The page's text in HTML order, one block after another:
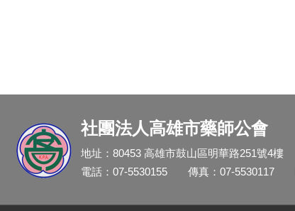
社團法人高雄市藥師公會
地址：80453 高雄市鼓山區明華路251號4樓
電話：07-5530155
傳真：07-5530117